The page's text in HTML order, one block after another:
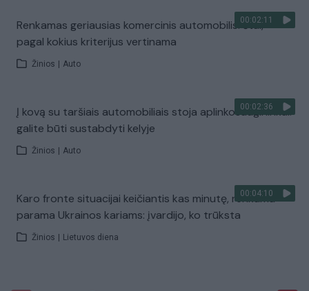
00:02:11
Renkamas geriausias komercinis automobilis: štai,
pagal kokius kriterijus vertinama
Žinios Auto
00:02:36
Į kovą su taršiais automobiliais stoja aplinkosaugininkai:
galite būti sustabdyti kelyje
Žinios Auto
00:04:10
Karo fronte situacijai keičiantis kas minutę, renkama
parama Ukrainos kariams: įvardijo, ko trūksta
Žinios Lietuvos diena